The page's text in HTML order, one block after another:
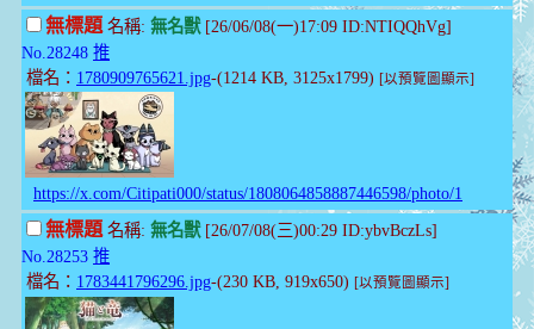
無標題名稱: 無名獸[26/06/08(一)17:09 ID:NTIQQhVg]
No.28248 推
檔名： 1780909765621.jpg-(1214 KB, 3125x1799) [以預覽圖顯示]
https://x.com/Citipati000/status/1808064858887446598/photo/1
無標題名稱: 無名獸[26/07/08(三)00:29 ID:ybvBczLs]
No.28253 推
檔名： 1783441796296.jpg-(230 KB, 919x650) [以預覽圖顯示]